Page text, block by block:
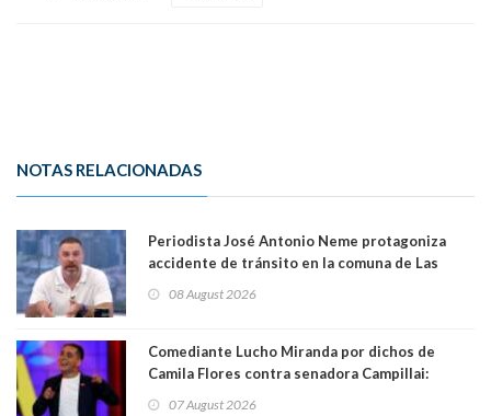
NOTAS RELACIONADAS
Periodista José Antonio Neme protagoniza
accidente de tránsito en la comuna de Las
08 August 2026
Comediante Lucho Miranda por dichos de
Camila Flores contra senadora Campillai:
07 August 2026